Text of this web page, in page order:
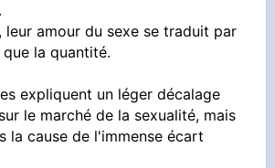
leur amour du sexe se traduit par
la quantité.
expliquent un léger décalage
le marché de la sexualité, mais
la cause de l'immense écart